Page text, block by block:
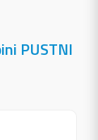
PUSTNI